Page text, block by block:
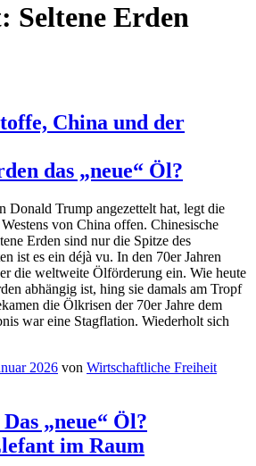
Seltene Erden
China und der
das „neue“ Öl?
Donald Trump angezettelt hat, legt die
von China offen. Chinesische
Erden sind nur die Spitze des
ist es ein déjà vu. In den 70er Jahren
die weltweite Ölförderung ein. Wie heute
abhängig ist, hing sie damals am Tropf
die Ölkrisen der 70er Jahre dem
war eine Stagflation. Wiederholt sich
2026 von Wirtschaftliche Freiheit
„neue“ Öl?
im Raum